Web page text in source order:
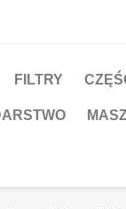
FILTRY